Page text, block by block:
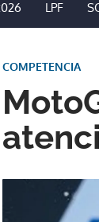
LPF
COMPETENCIA